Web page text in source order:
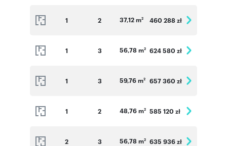
1 2 37,12 m2 460 288 zł
1 3 56,78 m2 624 580 zł
1 3 59,76 m2 657 360 zł
1 2 48,76 m2 585 120 zł
2 3 56,78 m2 635 936 zł